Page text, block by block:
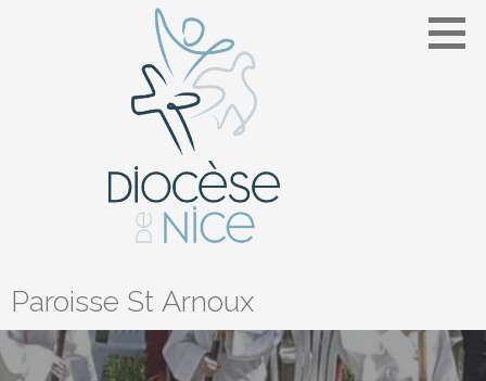
Paroisse St Arnoux